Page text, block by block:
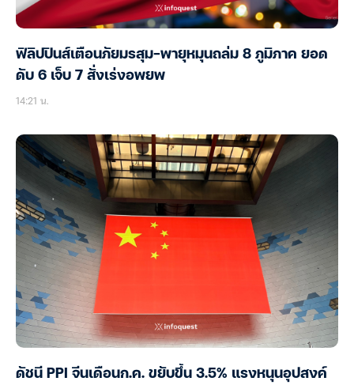
ฟิลิปปินส์เตือนภัยมรสุม-พายุหมุนถล่ม 8 ภูมิภาค ยอด
ดับ 6 เจ็บ 7 สั่งเร่งอพยพ
14:21 น.
ดัชนี PPI จีนเดือนก.ค. ขยับขึ้น 3.5% แรงหนุนอุปสงค์